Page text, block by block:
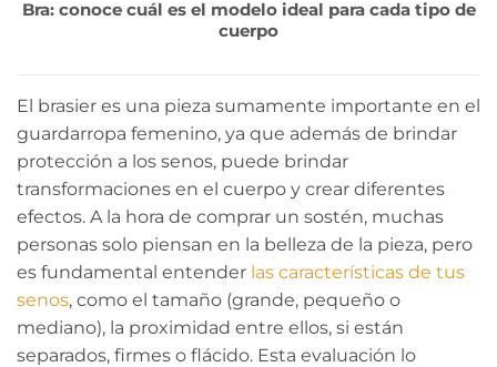
Bra: conoce cuál es el modelo ideal para cada tipo de
cuerpo
El brasier es una pieza sumamente importante en el
guardarropa femenino, ya que además de brindar
protección a los senos, puede brindar
transformaciones en el cuerpo y crear diferentes
efectos. A la hora de comprar un sostén, muchas
personas solo piensan en la belleza de la pieza, pero
es fundamental entender las características de tus
senos, como el tamaño (grande, pequeño o
mediano), la proximidad entre ellos, si están
separados, firmes o flácido. Esta evaluación lo